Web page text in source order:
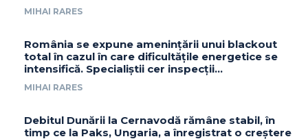
MIHAI RARES
România se expune amenințării unui blackout
total în cazul în care dificultățile energetice se
intensifică. Specialiștii cer inspecții…
MIHAI RARES
Debitul Dunării la Cernavodă rămâne stabil, în
timp ce la Paks, Ungaria, a înregistrat o creștere